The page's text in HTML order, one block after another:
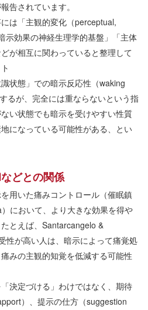
告されています。
は「主観的変化（perceptual,
示効果の神経生理学的基盤」「主体
が相互に関わっていると整理して
状態」での暗示反応性（waking
るが、完全には重ならないという指
い状態でも暗示を受けやすい性質
になっている可能性がある、とい
どとの関係
用いた痛みコントロール（催眠鎮
）において、より大きな効果を得や
とえば、 Santarcangelo &
性が高い人は、暗示によって痛覚処
みの主観的知覚を低減する可能性
決定づける」わけではなく、期待
）、提示の仕方（suggestion